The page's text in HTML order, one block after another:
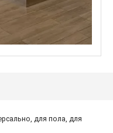
для пола, для